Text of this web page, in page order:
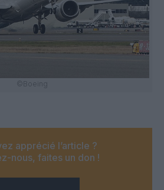
©Boeing
apprécié l’article ?
nous, faites un don !